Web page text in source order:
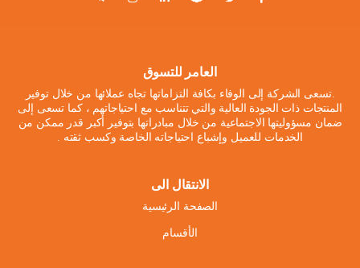
العامر للتسوق
.تسعى الشركة إلى الوفاء بكافة التزاماتها تجاه عملائها من خلال توفير
المنتجات ذات الجودة العالية والتي تتناسب مع احتياجاتهم ، كما تسعى إلى
ضمان مسؤوليتها الاجتماعية من خلال مبادراتها بتوفير أكبر قدر ممكن من
الخدمات للعميل وإشباع احتياجاته الخاصة وكسب ثقته .
الانتقال الى
الصفحة الرئيسية
الأقسام